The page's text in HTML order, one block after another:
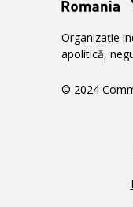
Organizație
apolitică,
© 2024